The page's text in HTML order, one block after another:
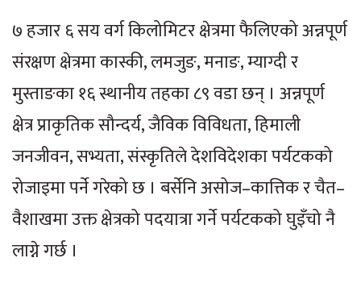
७ हजार ६ सय वर्ग किलोमिटर क्षेत्रमा फैलिएको अन्नपूर्ण
संरक्षण क्षेत्रमा कास्की, लमजुङ, मनाङ, म्याग्दी र
मुस्ताङका १६ स्थानीय तहका ८९ वडा छन् । अन्नपूर्ण
क्षेत्र प्राकृतिक सौन्दर्य, जैविक विविधता, हिमाली
जनजीवन, सभ्यता, संस्कृतिले देशविदेशका पर्यटकको
रोजाइमा पर्ने गरेको छ । बर्सेनि असोज–कात्तिक र चैत–
वैशाखमा उक्त क्षेत्रको पदयात्रा गर्ने पर्यटकको घुइँचो नै
लाग्ने गर्छ ।